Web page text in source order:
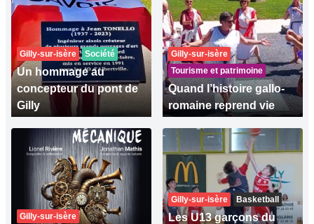
Gilly-sur-isère Société
Un hommage au
concepteur du pont de
Gilly
Gilly-sur-isère
Tourisme et patrimoine
Quand l’histoire gallo-
romaine reprend vie
Gilly-sur-isère
Gilly-sur-isère Basketball
Les U13 garçons du